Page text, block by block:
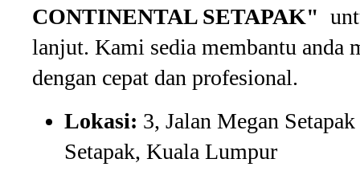
CONTINENTAL SETAPAK"
lanjut. Kami sedia membantu anda
dengan cepat dan profesional.
Lokasi: 3, Jalan Megan
Setapak, Kuala Lumpur